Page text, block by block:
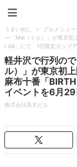
うまいめし > グルメニュー
ー「Mel（ミル）」が東京初
LAB」にて、1日限定ポップ
軽井沢で行列の
ル）」が東京初
麻布十番「
イベントを6月
株式会社高木ビル